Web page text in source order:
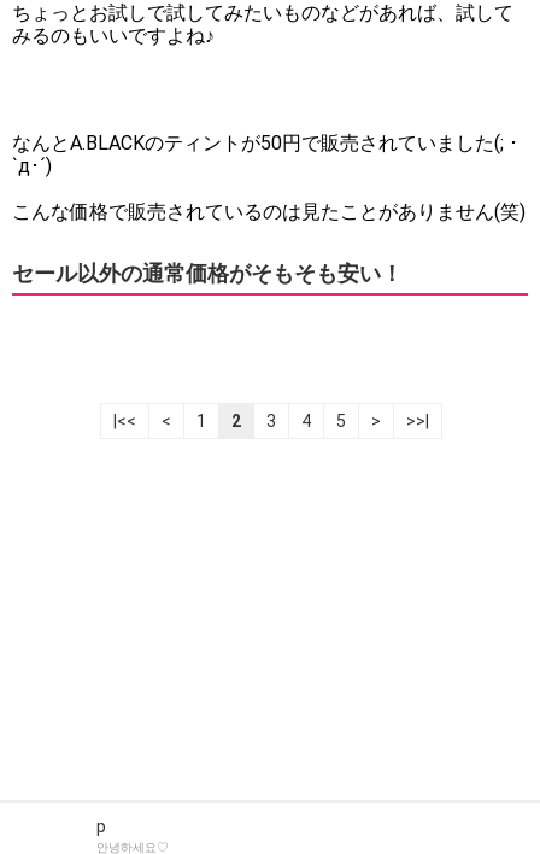
ちょっとお試しで試してみたいものなどがあれば、試して
みるのもいいですよね♪
なんとA.BLACKのティントが50円で販売されていました(; ･
`д･´)
こんな価格で販売されているのは見たことがありません(笑)
セール以外の通常価格がそもそも安い！
|<< < 1 2 3 4 5 > >>|
p
안녕하세요♡